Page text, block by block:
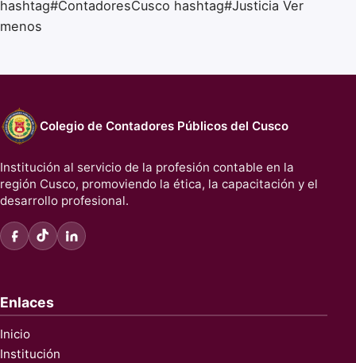
hashtag#ContadoresCusco hashtag#Justicia Ver
menos
Colegio de Contadores Públicos del Cusco
Institución al servicio de la profesión contable en la
región Cusco, promoviendo la ética, la capacitación y el
desarrollo profesional.
Enlaces
Inicio
Institución